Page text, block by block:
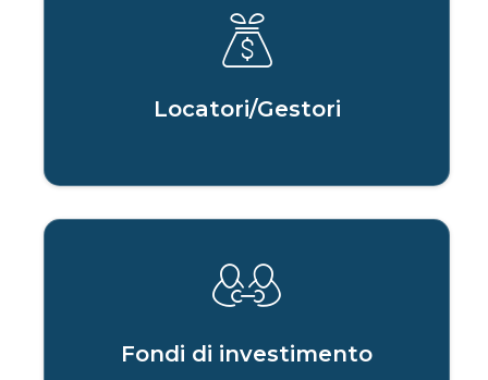
Locatori/Gestori
Fondi di investimento